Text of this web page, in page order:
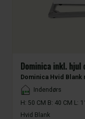
Dominica inkl.
Dominica Hvid Blank
Placement
Indendørs
H: 50 CM B: 40 CM L:
Hvid Blank